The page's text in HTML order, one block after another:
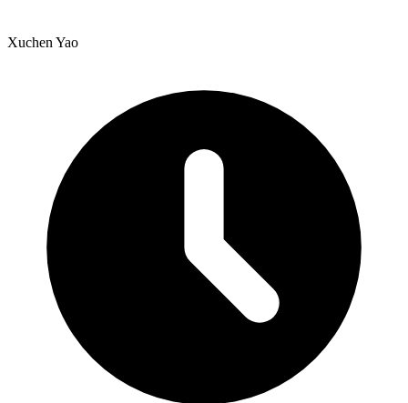
Xuchen Yao